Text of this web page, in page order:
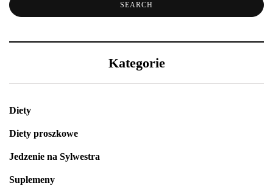
Kategorie
Diety
Diety proszkowe
Jedzenie na Sylwestra
Suplemeny